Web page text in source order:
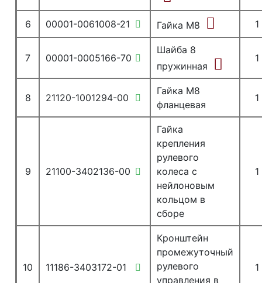
6 00001-0061008-21 Гайка М8 1
7 00001-0005166-70
Шайба 8
пружинная
1
8 21120-1001294-00
Гайка М8
фланцевая
1
9 21100-3402136-00
Гайка
крепления
рулевого
колеса с
нейлоновым
кольцом в
сборе
1
10 11186-3403172-01
Кронштейн
промежуточный
рулевого
управления в
1